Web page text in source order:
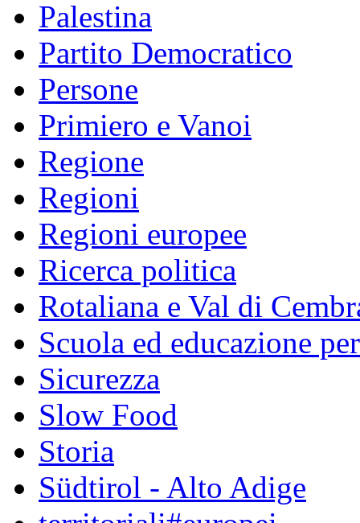
Palestina
Partito Democratico
Persone
Primiero e Vanoi
Regione
Regioni
Regioni europee
Ricerca politica
Rotaliana e Val di
Scuola ed educazione
Sicurezza
Slow Food
Storia
Südtirol - Alto Adige